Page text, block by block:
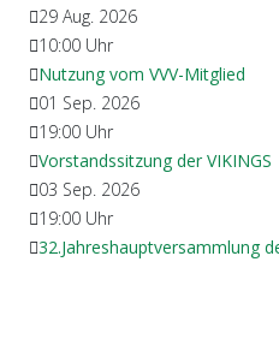
29 Aug. 2026
10:00 Uhr
Nutzung vom VVV-Mitglied
01 Sep. 2026
19:00 Uhr
Vorstandssitzung der VIKINGS
03 Sep. 2026
19:00 Uhr
32.Jahreshauptversammlung